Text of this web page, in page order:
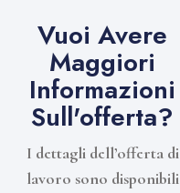
Vuoi Avere
Maggiori
Informazioni
Sull'offerta?
I dettagli dell’offerta di
lavoro sono disponibili